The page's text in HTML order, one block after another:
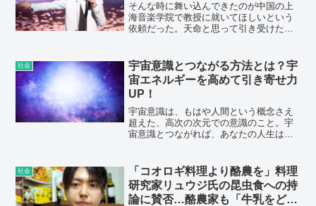
そんな時に舞い込んできたのが中国の上
海音楽学院で教授に就いてほしいという
依頼だった。天命と思って引き受けた。
社会
宇宙意識とつながる方法とは？宇
宙エネルギーを高めて引き寄せ力
UP！
宇宙意識は、もはや人間という概念さえ
超えた、高次の次元での意識のこと。宇
宙意識とつながれば、あなたの人生は大
介していきましょう。
社会
「コオロギ料理より酪農を」料理
研究家リュウジ氏の昆虫食への持
論に賛否…酪農家も「牛乳をどう